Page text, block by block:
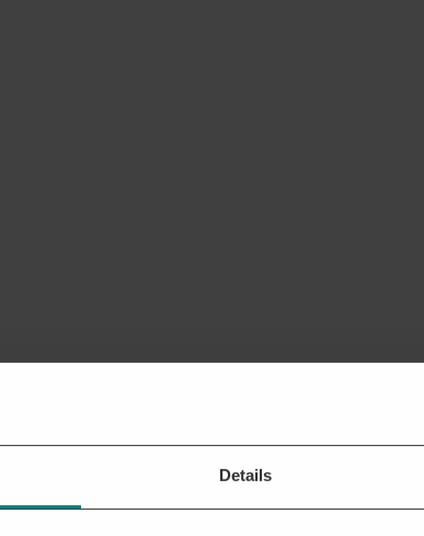
Details
bei Verfahrensmängeln eine nur teilweise